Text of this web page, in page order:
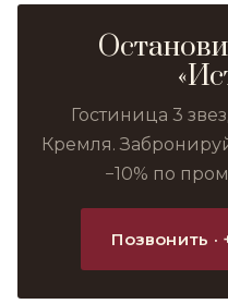
Гостиница 3
Кремля.
−10% по
Позвонить ·